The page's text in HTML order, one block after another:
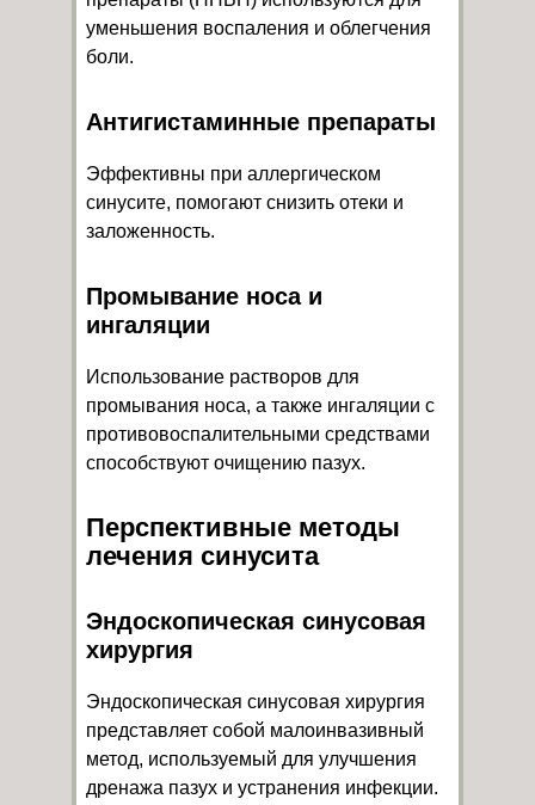
уменьшения воспаления и облегчения
боли.
Антигистаминные препараты
Эффективны при аллергическом
синусите, помогают снизить отеки и
заложенность.
Промывание носа и
ингаляции
Использование растворов для
промывания носа, а также ингаляции с
противовоспалительными средствами
способствуют очищению пазух.
Перспективные методы
лечения синусита
Эндоскопическая синусовая
хирургия
Эндоскопическая синусовая хирургия
представляет собой малоинвазивный
метод, используемый для улучшения
дренажа пазух и устранения инфекции.